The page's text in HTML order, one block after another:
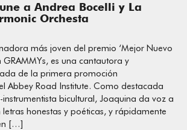
a Andrea Bocelli y La
Orchesta
más joven del premio ‘Mejor Nuevo
GRAMMYs, es una cantautora y
de la primera promoción
Abbey Road Institute. Como destacada
bicultural, Joaquina da voz a
honestas y poéticas, y rápidamente
[…]